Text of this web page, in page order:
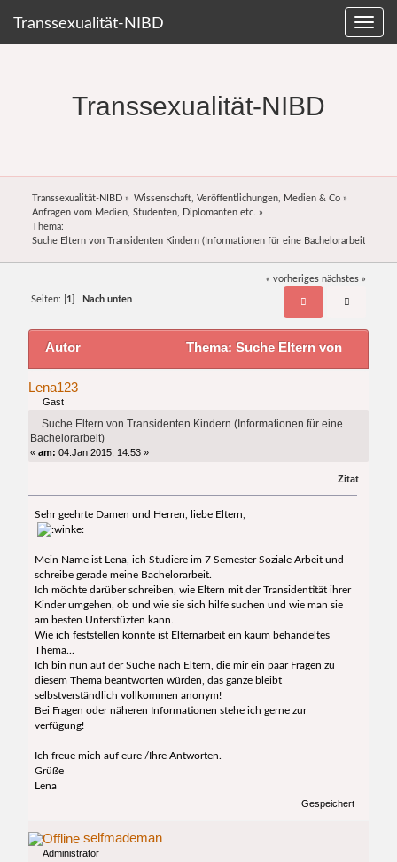
Transsexualität-NIBD
Transsexualität-NIBD
Transsexualität-NIBD» Wissenschaft, Veröffentlichungen, Medien & Co »
Anfragen vom Medien, Studenten, Diplomanten etc. »
Thema:
Suche Eltern von Transidenten Kindern (Informationen für eine Bachelorarbeit)
« vorheriges nächstes »
Seiten: [ 1 Nach unten
Autor Thema: Suche Eltern von
Transidenten Kindern (Informationen für eine
Bachelorarbeit) (Gelesen 18656 mal)
Lena123
Gast
Suche Eltern von Transidenten Kindern (Informationen für eine
Bachelorarbeit)
«am: 04.Jan 2015, 14:53 »
Zitat
Sehr geehrte Damen und Herren, liebe Eltern,
Mein Name ist Lena, ich Studiere im 7 Semester Soziale Arbeit und
schreibe gerade meine Bachelorarbeit.
Ich möchte darüber schreiben, wie Eltern mit der Transidentität ihrer
Kinder umgehen, ob und wie sie sich hilfe suchen und wie man sie
am besten Unterstüzten kann.
Wie ich feststellen konnte ist Elternarbeit ein kaum behandeltes
Thema...
Ich bin nun auf der Suche nach Eltern, die mir ein paar Fragen zu
diesem Thema beantworten würden, das ganze bleibt
selbstverständlich vollkommen anonym!
Bei Fragen oder näheren Informationen stehe ich gerne zur
verfügung!
Ich freue mich auf eure /Ihre Antworten.
Grüße
Lena
Gespeichert
selfmademan
Administrator